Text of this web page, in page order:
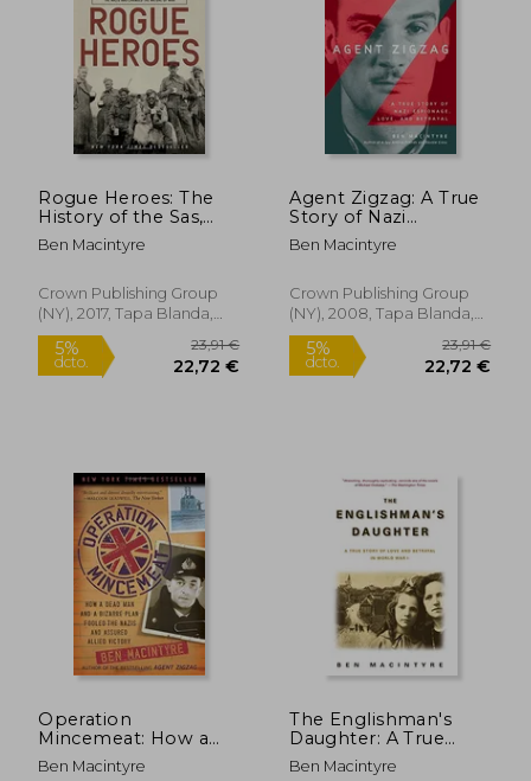
5%
dcto. 23,66 €
5%
dcto.
5%
dcto. 31,17 €
5%
dcto.
Rogue Heroes: The
History of the Sas,
Britain's Secret
Special Forces Unit
Nazis and Changed
the Nature of war (en
Ben Macintyre
Crown Publishing Group
(NY), 2017, Tapa Blanda,
Nuevo
Agent Zigzag: A True
Story of Nazi
Espionage, Love, and
Betrayal (en Inglés)
Ben Macintyre
Crown Publishing Group
(NY), 2008, Tapa Blanda,
Nuevo
Operation
Mincemeat: How a
Dead man and a
Bizarre Plan Fooled
Ben Macintyre
The Englishman's
Daughter: A True
Story of Love and
Betrayal in World war
Ben Macintyre